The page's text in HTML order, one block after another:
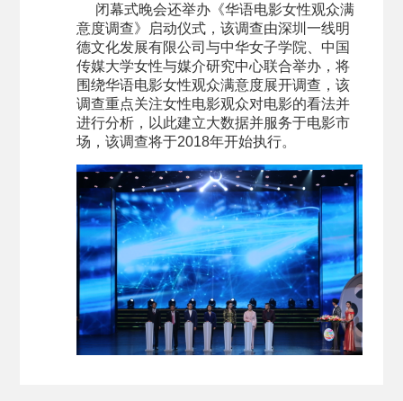
闭幕式晚会还举办《华语电影女性观众满
意度调查》启动仪式，该调查由深圳一线明
德文化发展有限公司与中华女子学院、中国
传媒大学女性与媒介研究中心联合举办，将
围绕华语电影女性观众满意度展开调查，该
调查重点关注女性电影观众对电影的看法并
进行分析，以此建立大数据并服务于电影市
场，该调查将于2018年开始执行。